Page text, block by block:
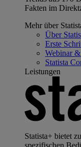
Fakten im
Mehr über
Über
Erste
Webinar
Statista
Leistungen
Statista+ bietet
spezifischen